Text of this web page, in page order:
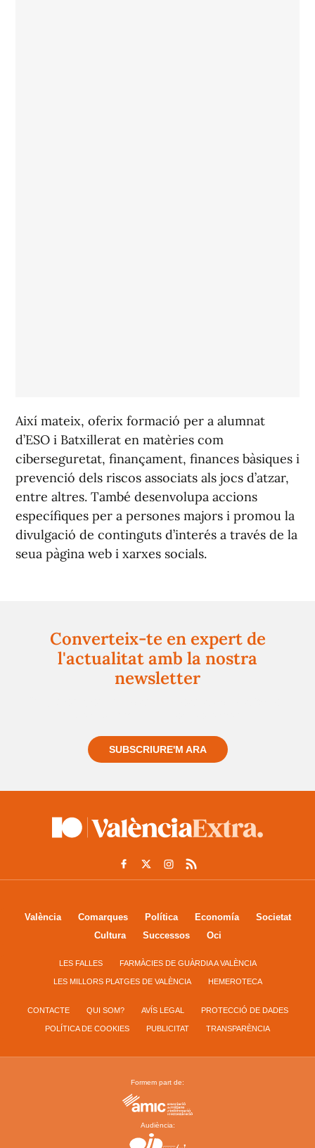
Així mateix, oferix formació per a alumnat
d’ESO i Batxillerat en matèries com
ciberseguretat, finançament, finances bàsiques i
prevenció dels riscos associats als jocs d’atzar,
entre altres. També desenvolupa accions
específiques per a persones majors i promou la
divulgació de continguts d’interés a través de la
seua pàgina web i xarxes socials.
Converteix-te en expert de
l'actualitat amb la nostra
newsletter
SUBSCRIURE'M ARA
València Comarques Política Economía
Societat
Cultura
Successos Oci
LES FALLES FARMÀCIES DE GUÀRDIA A VALÈNCIA
LES MILLORS PLATGES DE VALÈNCIA HEMEROTECA
CONTACTE QUI SOM? AVÍS LEGAL PROTECCIÓ DE DADES
POLÍTICA DE COOKIES PUBLICITAT TRANSPARÈNCIA
Formem part de:
Audiència: